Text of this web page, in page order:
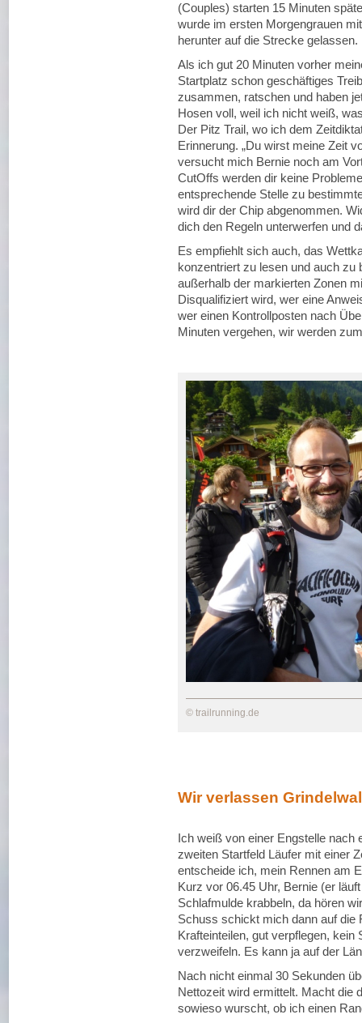
(Couples) starten 15 Minuten
wurde im ersten Morgengrauen
herunter auf die Strecke gelassen.
Als ich gut 20 Minuten vorher
Startplatz schon geschäftiges
zusammen, ratschen und haben
Hosen voll, weil ich nicht weiß,
Der Pitz Trail, wo ich dem
Erinnerung. „Du wirst meine Zeit
versucht mich Bernie noch am
CutOffs werden dir keine
entsprechende Stelle zu
wird dir der Chip abgenommen.
dich den Regeln unterwerfen und
Es empfiehlt sich auch, das
konzentriert zu lesen und auch zu
außerhalb der markierten Zonen
Disqualifiziert wird, wer eine
wer einen Kontrollposten nach
Minuten vergehen, wir werden
© trailrunning.de
Wir verlassen
Ich weiß von einer Engstelle nach
zweiten Startfeld Läufer mit einer
entscheide ich, mein Rennen am
Kurz vor 06.45 Uhr, Bernie (er
Schlafmulde krabbeln, da hören
Schuss schickt mich dann auf die
Krafteinteilen, gut verpflegen,
verzweifeln. Es kann ja auf der
Nach nicht einmal 30 Sekunden
Nettozeit wird ermittelt. Macht die
sowieso wurscht, ob ich einen